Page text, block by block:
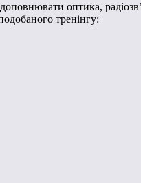
оптика,
тренінгу: